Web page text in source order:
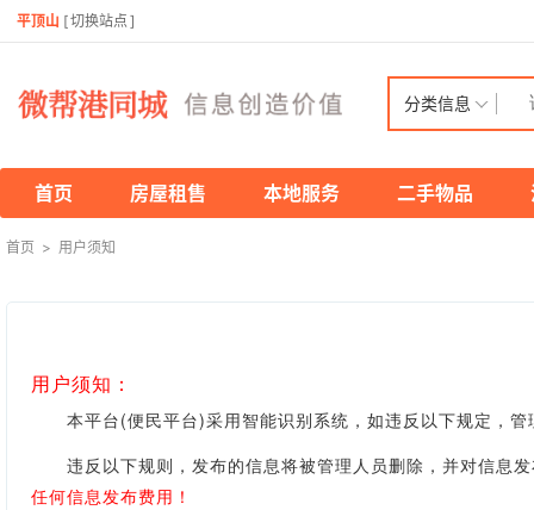
平顶山 [切换站点 ]
分类信息
首页 房屋租售 本地服务 二手物品
首页 > 用户须知
用户须知：
本平台(便民平台)采用智能识别系统，如违反以下规定，管
违反以下规则，发布的信息将被管理人员删除，并对信息
任何信息发布费用！